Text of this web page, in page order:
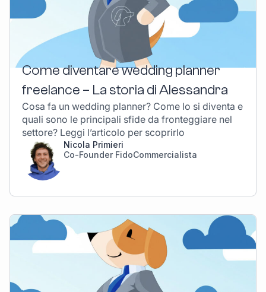
Come diventare wedding planner
freelance – La storia di Alessandra
Cosa fa un wedding planner? Come lo si diventa e
quali sono le principali sfide da fronteggiare nel
settore? Leggi l’articolo per scoprirlo
Nicola Primieri
Co-Founder FidoCommercialista